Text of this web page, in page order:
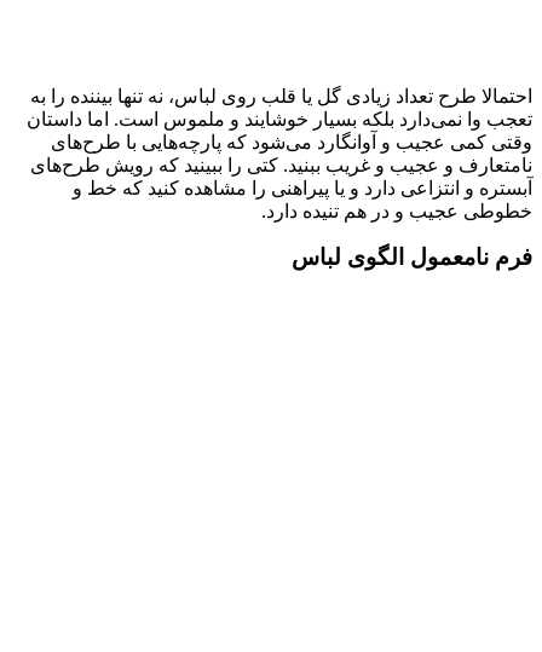
احتمالا طرح تعداد زیادی گل یا قلب روی لباس، نه تنها بیننده را به
تعجب وا نمی‌دارد بلکه بسیار خوشایند و ملموس است. اما داستان
وقتی کمی عجیب و آوانگارد می‌شود که پارچه‌هایی با طرح‌های
نامتعارف و عجیب و غریب ببنید. کتی را ببینید که رویش طرح‌های
آبستره و انتزاعی دارد و یا پیراهنی را مشاهده کنید که خط و
خطوطی عجیب و در هم تنیده دارد.
فرم نامعمول الگوی لباس